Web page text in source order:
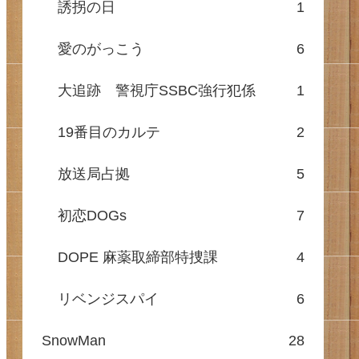
誘拐の日 1
愛のがっこう 6
大追跡 警視庁SSBC強行犯係 1
19番目のカルテ 2
放送局占拠 5
初恋DOGs 7
DOPE 麻薬取締部特捜課 4
リベンジスパイ 6
SnowMan 28